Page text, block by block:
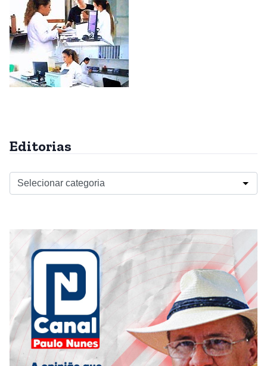
Editorias